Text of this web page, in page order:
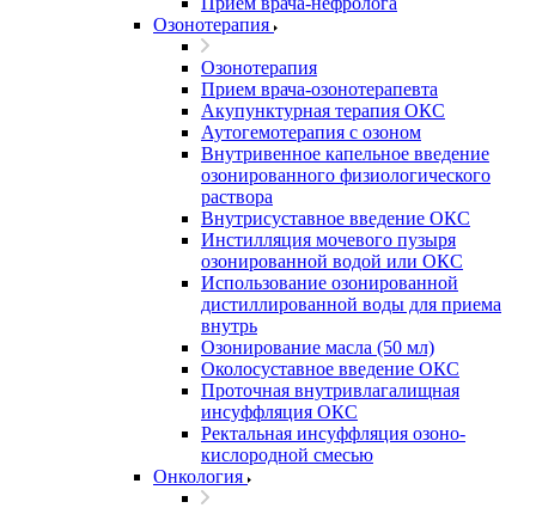
Озонотерапия
Озонотерапия
Прием врача-озонотерапевта
Акупунктурная терапия ОКС
Аутогемотерапия с озоном
Внутривенное капельное введение
озонированного физиологического
раствора
Внутрисуставное введение ОКС
Инстилляция мочевого пузыря
озонированной водой или ОКС
Использование озонированной
дистиллированной воды для приема
внутрь
Озонирование масла (50 мл)
Околосуставное введение ОКС
Проточная внутривлагалищная
инсуффляция ОКС
Ректальная инсуффляция озоно-
кислородной смесью
Онкология